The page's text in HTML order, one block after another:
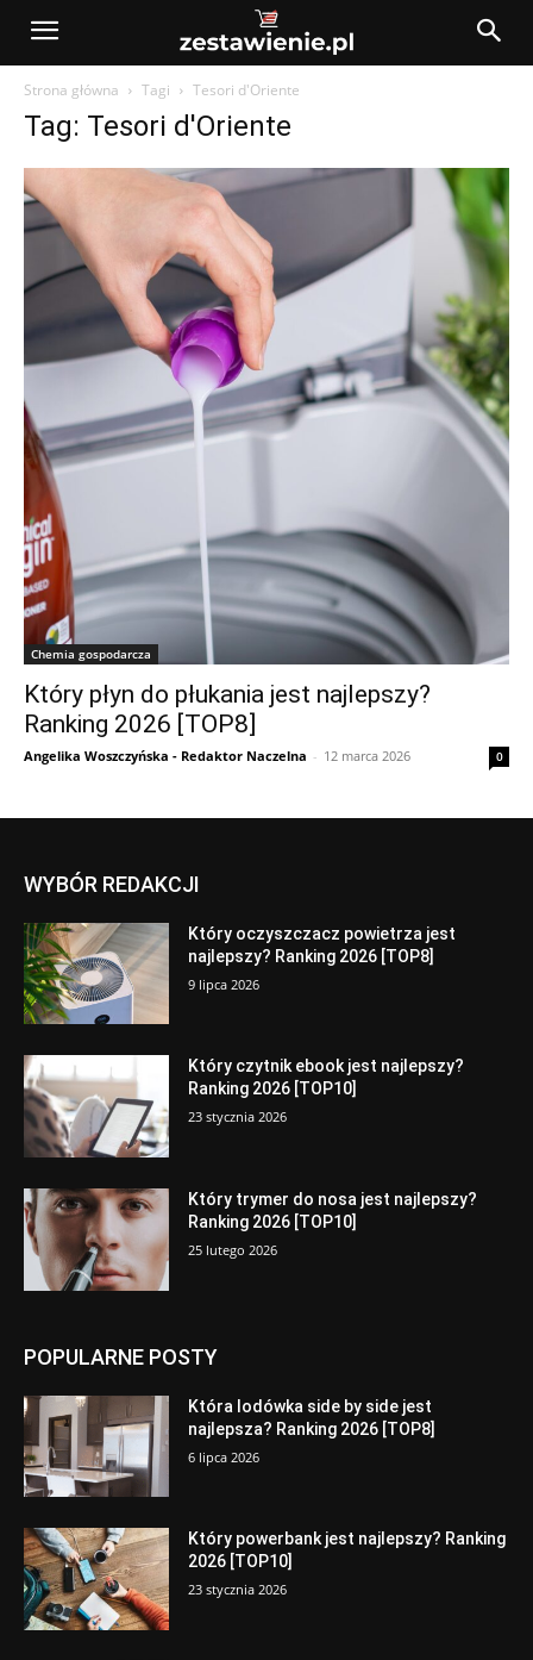
Strona główna Tagi Tesori d'Oriente
Tag: Tesori d'Oriente
Chemia gospodarcza
Który płyn do płukania jest najlepszy?
Ranking 2026 [TOP8]
Angelika Woszczyńska - Redaktor Naczelna - 12 marca 2026 0
WYBÓR REDAKCJI
Który oczyszczacz powietrza jest
najlepszy? Ranking 2026 [TOP8]
9 lipca 2026
Który czytnik ebook jest najlepszy?
Ranking 2026 [TOP10]
23 stycznia 2026
Który trymer do nosa jest najlepszy?
Ranking 2026 [TOP10]
25 lutego 2026
POPULARNE POSTY
Która lodówka side by side jest
najlepsza? Ranking 2026 [TOP8]
6 lipca 2026
Który powerbank jest najlepszy? Ranking
2026 [TOP10]
23 stycznia 2026